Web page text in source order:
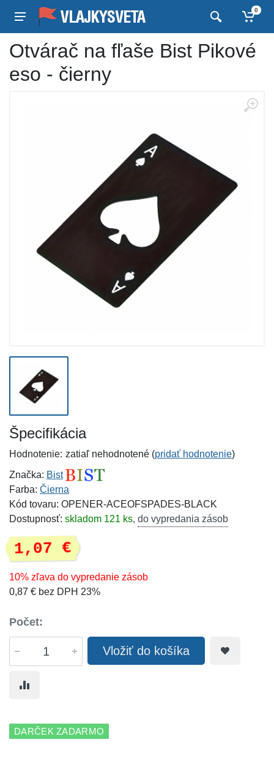
0
Otvárač na fľaše Bist Pikové
eso - čierny
Špecifikácia
Hodnotenie: zatiaľ nehodnotené (pridať hodnotenie)
Značka: Bist
Farba: Čierna
Kód tovaru: OPENER-ACEOFSPADES-BLACK
Dostupnosť: skladom 121 ks, do vypredania zásob
1,07 €
10% zľava do vypredanie zásob
0,87 € bez DPH 23%
Počet:
Vložiť do košíka
DARČEK ZADARMO